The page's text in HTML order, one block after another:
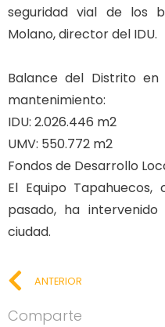
seguridad vial de los
Molano, director del IDU.
Balance del Distrito
mantenimiento:
IDU: 2.026.446 m2
UMV: 550.772 m2
Fondos de Desarrollo
El Equipo
pasado, ha
ciudad.
ANTERIOR
Comparte